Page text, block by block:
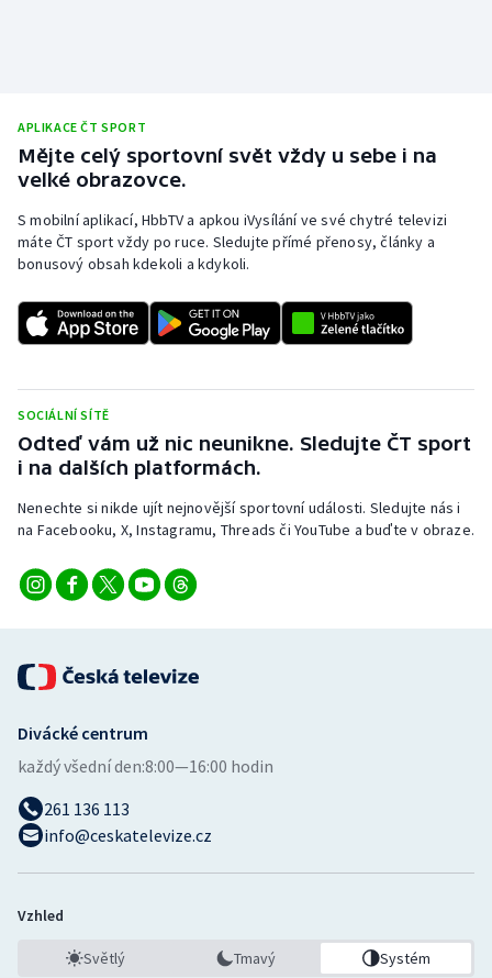
Vodní slalom
Volejbal
Ostatní
APLIKACE ČT SPORT
Mějte celý sportovní svět vždy u sebe i na
velké obrazovce.
S mobilní aplikací, HbbTV a apkou iVysílání ve své chytré televizi
máte ČT sport vždy po ruce. Sledujte přímé přenosy, články a
bonusový obsah kdekoli a kdykoli.
SOCIÁLNÍ SÍTĚ
Odteď vám už nic neunikne. Sledujte ČT sport
i na dalších platformách.
Nenechte si nikde ujít nejnovější sportovní události. Sledujte nás i
na Facebooku, X, Instagramu, Threads či YouTube a buďte v obraze.
Divácké centrum
každý všední den:8:00—16:00 hodin
261 136 113
info@ceskatelevize.cz
Vzhled
Světlý Tmavý Systém